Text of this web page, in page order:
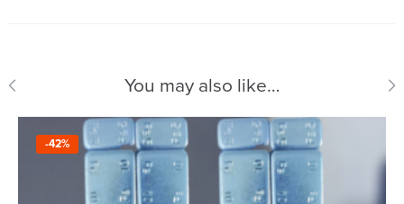
You may also like…
-42%